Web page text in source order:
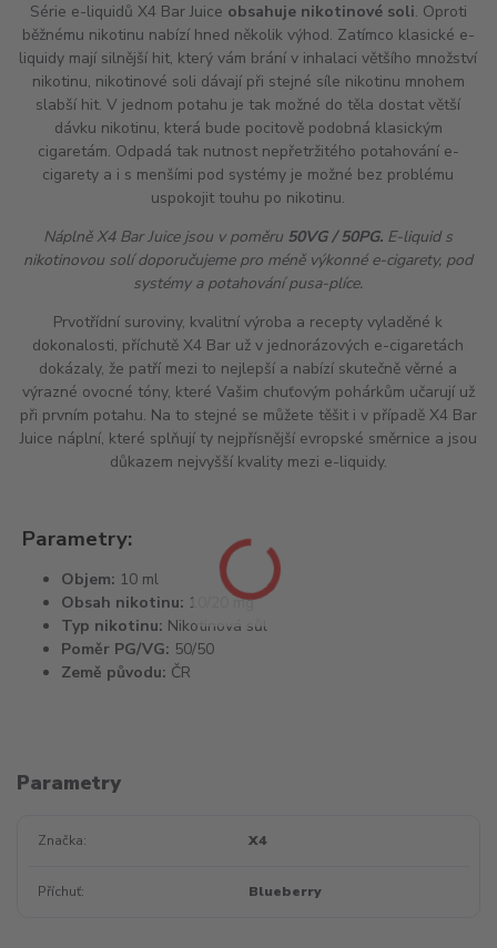
Série e-liquidů X4 Bar Juice obsahuje nikotinové soli. Oproti
běžnému nikotinu nabízí hned několik výhod. Zatímco klasické e-
liquidy mají silnější hit, který vám brání v inhalaci většího množství
nikotinu, nikotinové soli dávají při stejné síle nikotinu mnohem
slabší hit. V jednom potahu je tak možné do těla dostat větší
dávku nikotinu, která bude pocitově podobná klasickým
cigaretám. Odpadá tak nutnost nepřetržitého potahování e-
cigarety a i s menšími pod systémy je možné bez problému
uspokojit touhu po nikotinu.
Náplně X4 Bar Juice jsou v poměru 50VG / 50PG. E-liquid s
nikotinovou solí doporučujeme pro méně výkonné e-cigarety, pod
systémy a potahování pusa-plíce.
Prvotřídní suroviny, kvalitní výroba a recepty vyladěné k
dokonalosti, příchutě X4 Bar už v jednorázových e-cigaretách
dokázaly, že patří mezi to nejlepší a nabízí skutečně věrné a
výrazné ovocné tóny, které Vašim chuťovým pohárkům učarují už
při prvním potahu. Na to stejné se můžete těšit i v případě X4 Bar
Juice náplní, které splňují ty nejpřísnější evropské směrnice a jsou
důkazem nejvyšší kvality mezi e-liquidy.
Parametry:
Objem: 10 ml
Obsah nikotinu: 10/20 mg
Typ nikotinu: Nikotinová sůl
Poměr PG/VG: 50/50
Země původu: ČR
Parametry
Značka X4
Příchuť Blueberry